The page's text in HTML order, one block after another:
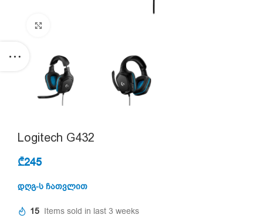
Logitech G432
₾245
დღგ-ს ჩათვლით
15 Items sold in last 3 weeks